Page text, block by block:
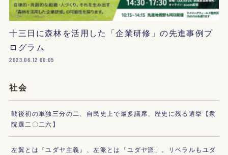
十三日に森林を活用した「企業研修」の先進事例プ
ログラム
2023.06.12 00:05
社会
戦後初の単独三分の二、自民史上で最多議席、歴史に残る選挙【衆
院選二〇二六】
左翼とは『ユダヤ主義』、左派とは「ユダヤ派」。リベラルもユダ